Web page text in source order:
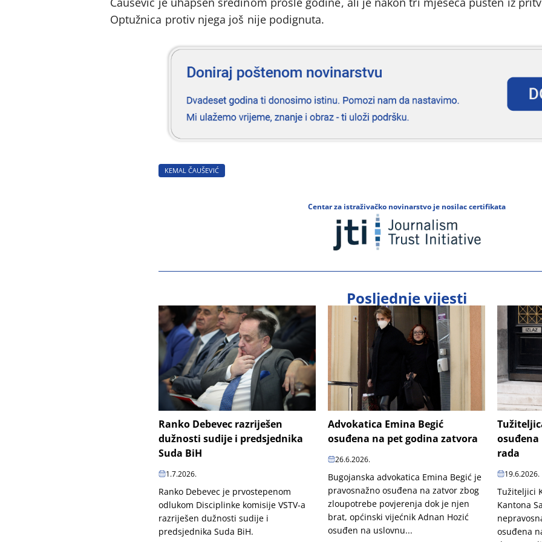
Optužnica protiv njega još nije podignuta.
KEMAL ČAUŠEVIĆ
Centar za istraživačko novinarstvo je nosilac certifikata
Posljednje vijesti
Ranko Debevec razriješen
dužnosti sudije i predsjednika
Suda BiH
1.7.2026.
Ranko Debevec je prvostepenom
odlukom Disciplinke komisije VSTV-a
razriješen dužnosti sudije i
predsjednika Suda BiH.
Advokatica Emina Begić
osuđena na pet godina zatvora
26.6.2026.
Bugojanska advokatica Emina Begić je
pravosnažno osuđena na zatvor zbog
zloupotrebe povjerenja dok je njen
brat, općinski vijećnik Adnan Hozić
osuđen na uslovnu...
rada
19.6.2026.
Tužiteljici
Kantona
osuđena